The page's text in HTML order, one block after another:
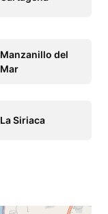
Manzanillo del
Mar
La Siriaca